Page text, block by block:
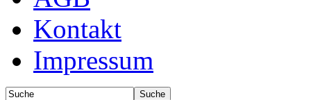
Kontakt
Impressum